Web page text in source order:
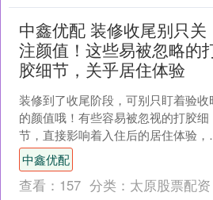
中鑫优配 装修收尾别只关
注颜值！这些易被忽略的
胶细节，关乎居住体验
装修到了收尾阶段，可别只盯着验收
的颜值哦！有些容易被忽视的打胶细
节，直接影响着入住后的居住体验，
怕漏掉一个，都可能引发漏水、发霉、
返味等问题。下面为大家整理....
中鑫优配
查看： 157 分类： 太原股票配资